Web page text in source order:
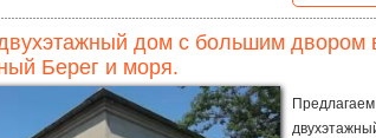
дом с большим двором
Берег и моря.